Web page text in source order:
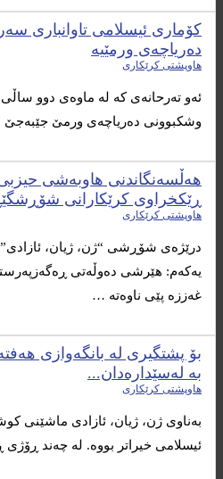
کۆماری ئیسلامی تاوانباری
دەریاچەی ورمێیە
هاوپشتی کرێکاری
ئەو تەرحانەی کە لە ماوەی دوو ساڵی
وشکبوونی دەریاچەی ورمێ
هەڵسەنگاندنی هاوبەشی
ڕێکخراوی کرێکارانی
هاوپشتی کرێکاری
درێژەی شۆڕشی “ژن، ژیان، ئازادی”
یەکەم: هێرشی دەوڵەتی
غەززە پێی ناوەتە …
بۆ پشتگیری لە بانگەوازی
بە لەسێدارەدان...
هاوپشتی کرێکاری
بەناوی ژن، ژیان، ئازادی ماشێنی
ئیسلامی خیراتر بووە. لە چەند ڕۆژی